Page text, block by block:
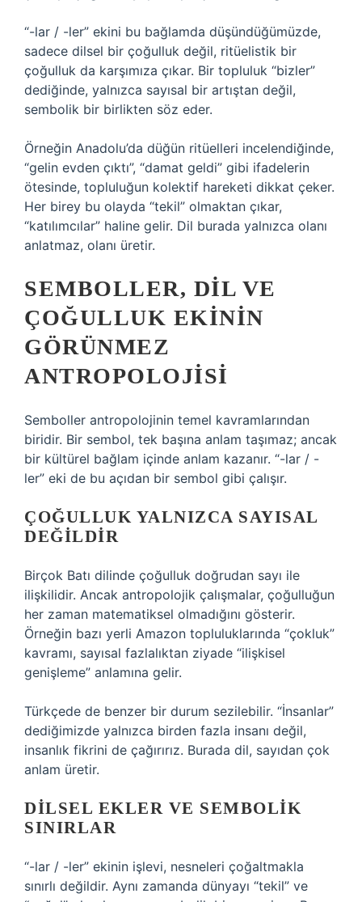
“-lar / -ler” ekini bu bağlamda düşündüğümüzde,
sadece dilsel bir çoğulluk değil, ritüelistik bir
çoğulluk da karşımıza çıkar. Bir topluluk “bizler”
dediğinde, yalnızca sayısal bir artıştan değil,
sembolik bir birlikten söz eder.
Örneğin Anadolu’da düğün ritüelleri incelendiğinde,
“gelin evden çıktı”, “damat geldi” gibi ifadelerin
ötesinde, topluluğun kolektif hareketi dikkat çeker.
Her birey bu olayda “tekil” olmaktan çıkar,
“katılımcılar” haline gelir. Dil burada yalnızca olanı
anlatmaz, olanı üretir.
SEMBOLLER, DIL VE
ÇOĞULLUK EKININ
GÖRÜNMEZ
ANTROPOLOJISI
Semboller antropolojinin temel kavramlarından
biridir. Bir sembol, tek başına anlam taşımaz; ancak
bir kültürel bağlam içinde anlam kazanır. “-lar / -
ler” eki de bu açıdan bir sembol gibi çalışır.
ÇOĞULLUK YALNIZCA SAYISAL
DEĞILDIR
Birçok Batı dilinde çoğulluk doğrudan sayı ile
ilişkilidir. Ancak antropolojik çalışmalar, çoğulluğun
her zaman matematiksel olmadığını gösterir.
Örneğin bazı yerli Amazon topluluklarında “çokluk”
kavramı, sayısal fazlalıktan ziyade “ilişkisel
genişleme” anlamına gelir.
Türkçede de benzer bir durum sezilebilir. “İnsanlar”
dediğimizde yalnızca birden fazla insanı değil,
insanlık fikrini de çağırırız. Burada dil, sayıdan çok
anlam üretir.
DILSEL EKLER VE SEMBOLIK
SINIRLAR
“-lar / -ler” ekinin işlevi, nesneleri çoğaltmakla
sınırlı değildir. Aynı zamanda dünyayı “tekil” ve